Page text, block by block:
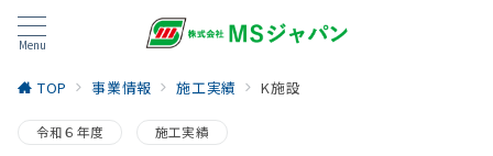
Menu
TOP 事業情報 施工実績 K施設
令和６年度 施工実績